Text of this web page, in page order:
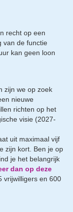
recht op een
van de functie
kan geen loon
zijn we op zoek
nieuwe
richten op het
visie (2027-
uit maximaal vijf
zijn kort. Ben je op
je het belangrijk
dan op deze
vrijwilligers en 600